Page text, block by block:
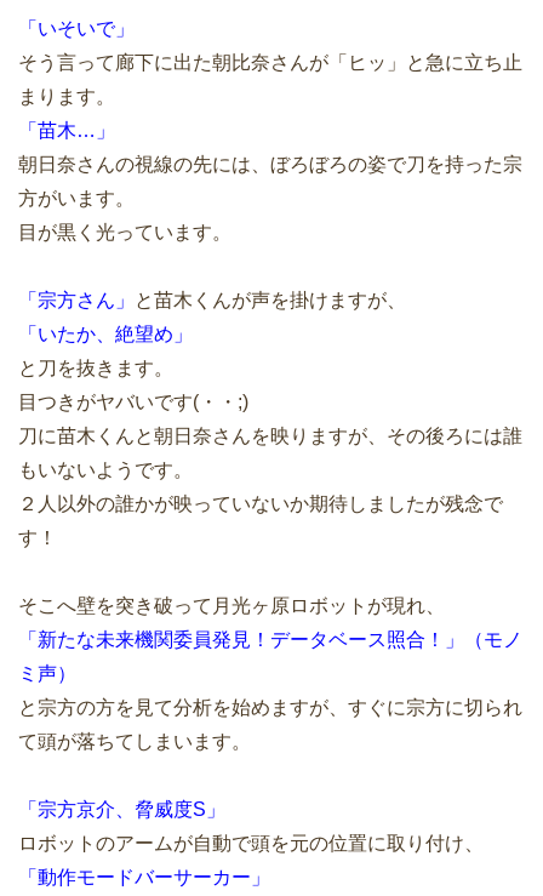
「いそいで」
そう言って廊下に出た朝比奈さんが「ヒッ」と急に立ち止
まります。
「苗木…」
朝日奈さんの視線の先には、ぼろぼろの姿で刀を持った宗
方がいます。
目が黒く光っています。
「宗方さん」
と苗木くんが声を掛けますが、
「いたか、絶望め」
と刀を抜きます。
目つきがヤバいです(・・;)
刀に苗木くんと朝日奈さんを映りますが、その後ろには誰
もいないようです。
２人以外の誰かが映っていないか期待しましたが残念で
す！
そこへ壁を突き破って月光ヶ原ロボットが現れ、
「新たな未来機関委員発見！データベース照合！」（モノ
ミ声）
と宗方の方を見て分析を始めますが、すぐに宗方に切られ
て頭が落ちてしまいます。
「宗方京介、脅威度S」
ロボットのアームが自動で頭を元の位置に取り付け、
「動作モードバーサーカー」